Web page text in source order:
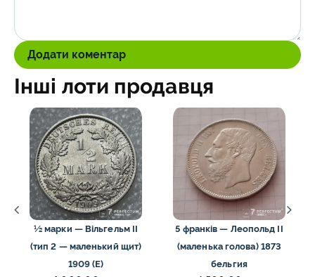
Додати коментар
Інші лоти продавця
½ марки — Вільгельм II
(тип 2 — маленький щит)
1909 (Е)
5 франків — Леопольд II
(маленька голова) 1873
бельгия